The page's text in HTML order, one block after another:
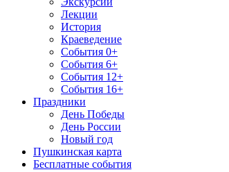
Лекции
История
Краеведение
События 0+
События 6+
События 12+
События 16+
Праздники
День Победы
День России
Новый год
Пушкинская карта
Бесплатные события